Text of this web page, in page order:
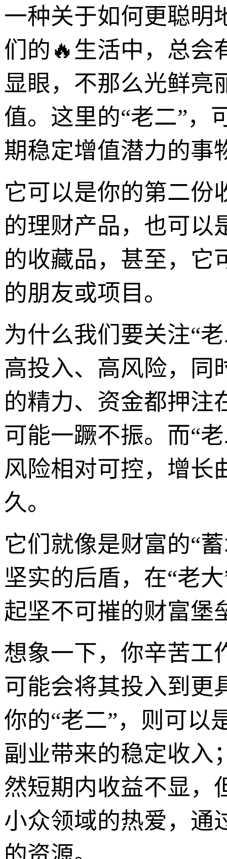
一种关于如何更聪明
们的🔥生活中，总会
显眼，不那么光鲜亮
值。这里的“老二”，
期稳定增值潜力的事
它可以是你的第二份
的理财产品，也可以
的收藏品，甚至，它
的朋友或项目。
为什么我们要关注“
高投入、高风险，同
的精力、资金都押注
可能一蹶不振。而“
风险相对可控，增长
久。
它们就像是财富的“
坚实的后盾，在“老
起坚不可摧的财富堡
想象一下，你辛苦工
可能会将其投入到更
你的“老二”，则可以
副业带来的稳定收入
然短期内收益不显，
小众领域的热爱，通